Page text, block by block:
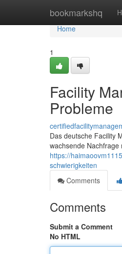
bookmarkshq
Home
Home
1
Facility
Probleme
Das deutsche Facility
wachsende
https://
schwierigkeiten
Comments
Comments
Submit a Comment
No HTML